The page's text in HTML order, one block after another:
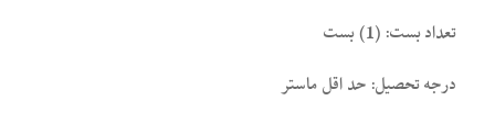
تعداد بست: (1) بست
درجه تحصیل: حد اقل ماستر